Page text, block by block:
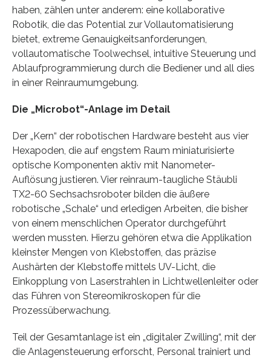
haben, zählen unter anderem: eine kollaborative
Robotik, die das Potential zur Vollautomatisierung
bietet, extreme Genauigkeitsanforderungen,
vollautomatische Toolwechsel, intuitive Steuerung und
Ablaufprogrammierung durch die Bediener und all dies
in einer Reinraumumgebung.
Die „Microbot“-Anlage im Detail
Der „Kern“ der robotischen Hardware besteht aus vier
Hexapoden, die auf engstem Raum miniaturisierte
optische Komponenten aktiv mit Nanometer-
Auflösung justieren. Vier reinraum-taugliche Stäubli
TX2-60 Sechsachsroboter bilden die äußere
robotische „Schale“ und erledigen Arbeiten, die bisher
von einem menschlichen Operator durchgeführt
werden mussten. Hierzu gehören etwa die Applikation
kleinster Mengen von Klebstoffen, das präzise
Aushärten der Klebstoffe mittels UV-Licht, die
Einkopplung von Laserstrahlen in Lichtwellenleiter oder
das Führen von Stereomikroskopen für die
Prozessüberwachung.
Teil der Gesamtanlage ist ein „digitaler Zwilling“, mit der
die Anlagensteuerung erforscht, Personal trainiert und